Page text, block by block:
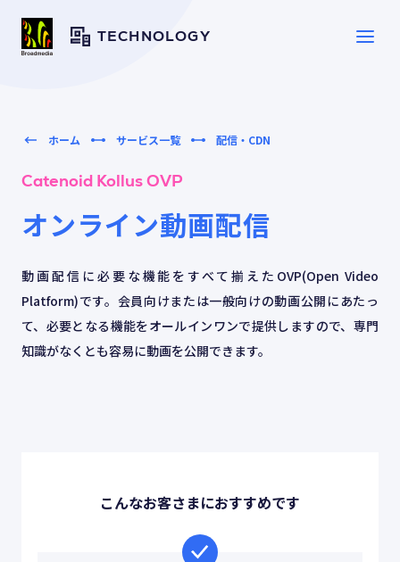
TECHNOLOGY
サービス一覧
SOLUTION
導入事例
TOPICS
トピックス
ホーム サービス一覧 配信・CDN
Catenoid Kollus OVP
オンライン動画配信
動画配信に必要な機能をすべて揃えたOVP(Open Video
Platform)です。会員向けまたは一般向けの動画公開にあたっ
て、必要となる機能をオールインワンで提供しますので、専門
知識がなくとも容易に動画を公開できます。
こんなお客さまにおすすめです